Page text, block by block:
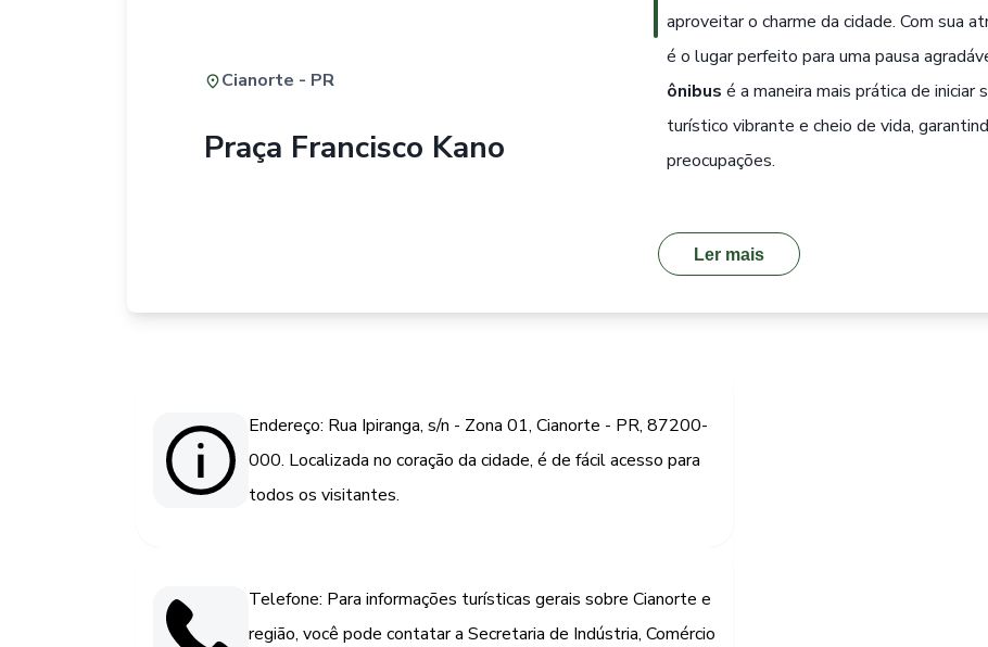
Cianorte - PR
Praça Francisco Kano
aproveitar o charme da cidade. Com sua
é o lugar perfeito para uma pausa
ônibus é a maneira mais prática de
turístico vibrante e cheio de vida,
preocupações.
Ler mais
Endereço: Rua Ipiranga, s/n - Zona 01, Cianorte - PR, 87200-
000. Localizada no coração da cidade, é de fácil acesso para
todos os visitantes.
Telefone: Para informações turísticas gerais sobre Cianorte e
região, você pode contatar a Secretaria de Indústria, Comércio